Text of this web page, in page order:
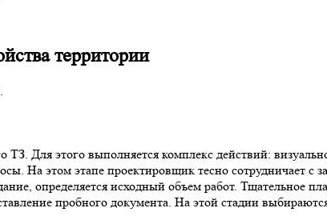
территории
ТЗ. Для этого выполняется комплекс действий:
На этом этапе проектировщик тесно сотрудничает
определяется исходный объем работ. Тщательное
пробного документа. На этой стадии